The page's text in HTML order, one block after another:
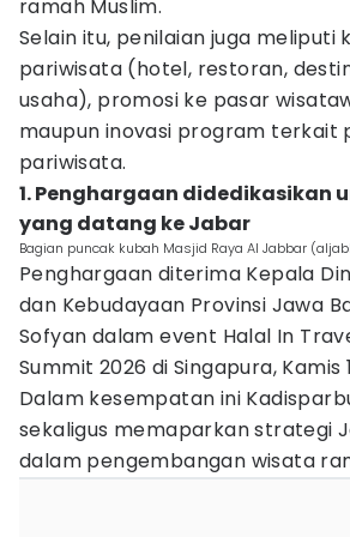
ramah Muslim.
Selain itu, penilaian juga meliputi
pariwisata (hotel, restoran,
usaha), promosi ke pasar
maupun inovasi program terkait
pariwisata.
1. Penghargaan didedikasikan
yang datang ke Jabar
Bagian puncak kubah Masjid Raya Al Jabbar
Penghargaan diterima Kepala
dan Kebudayaan Provinsi Jawa
Sofyan dalam event Halal In
Summit 2026 di Singapura, Kamis
Dalam kesempatan ini
sekaligus memaparkan strategi
dalam pengembangan wisata